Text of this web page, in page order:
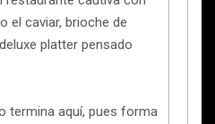
el caviar, brioche de
platter pensado
termina aquí, pues forma